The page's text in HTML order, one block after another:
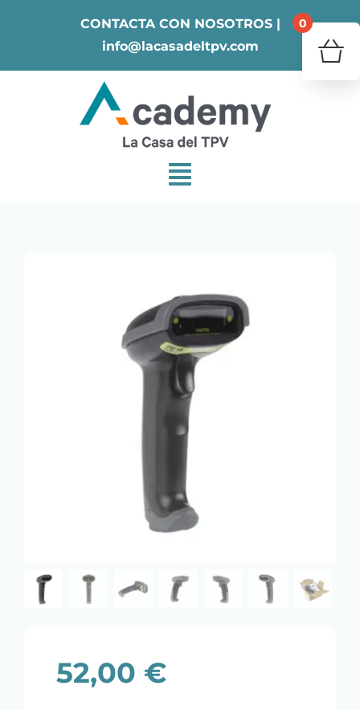
CONTACTA CON NOSOTROS |
info@lacasadeltpv.com
52,00 €
0